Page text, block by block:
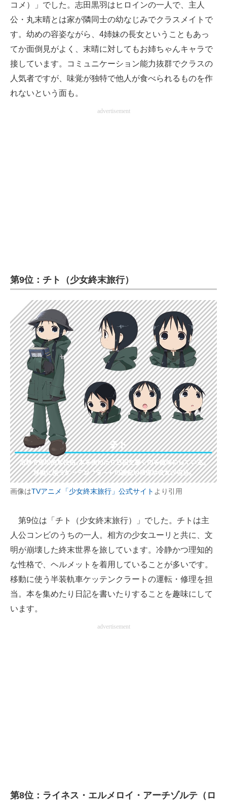
コメ）」でした。志田黒羽はヒロインの一人で、主人
公・丸末晴とは家が隣同士の幼なじみでクラスメイトで
す。幼めの容姿ながら、4姉妹の長女ということもあっ
てか面倒見がよく、末晴に対してもお姉ちゃんキャラで
接しています。コミュニケーション能力抜群でクラスの
人気者ですが、味覚が独特で他人が食べられるものを作
れないという面も。
advertisement
第9位：チト（少女終末旅行）
画像はTVアニメ「少女終末旅行」公式サイト より引用
第9位は「チト（少女終末旅行）」でした。チトは主
人公コンビのうちの一人。相方の少女ユーリと共に、文
明が崩壊した終末世界を旅しています。冷静かつ理知的
な性格で、ヘルメットを着用していることが多いです。
移動に使う半装軌車ケッテンクラートの運転・修理を担
当。本を集めたり日記を書いたりすることを趣味にして
います。
advertisement
第8位：ライネス・エルメロイ・アーチゾルテ（ロ